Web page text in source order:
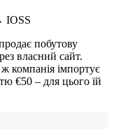
IOSS
побутову
власний сайт.
компанія імпортує
€50 – для цього їй